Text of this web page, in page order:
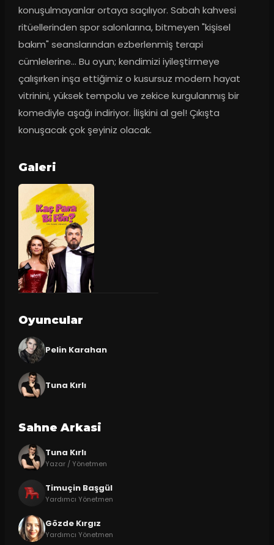
konuşulmayanlar ortaya saçılıyor. Sabah kahvesi
ritüellerinden spor salonlarına, bitmeyen "kişisel
bakım" seanslarından ezberlenmiş terapi
cümlelerine... Bu oyun; kendimizi iyileştirmeye
çalışırken inşa ettiğimiz o kusursuz modern hayat
vitrinini, yüksek tempolu ve zekice kurgulanmış bir
komediyle aşağı indiriyor. İlişkini al gel! Çıkışta
konuşacak çok şeyiniz olacak.
Galeri
Oyuncular
Pelin Karahan
Tuna Kırlı
Sahne Arkasi
Tuna Kırlı
Yazar / Yönetmen
Timuçin Başgül
Yardımcı Yönetmen
Gözde Kırgız
Yardımcı Yönetmen